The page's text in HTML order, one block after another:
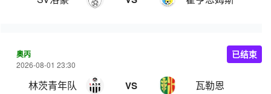
奥丙
2026-08-01 23:30
林茨青年队 VS 瓦勒恩
已结束